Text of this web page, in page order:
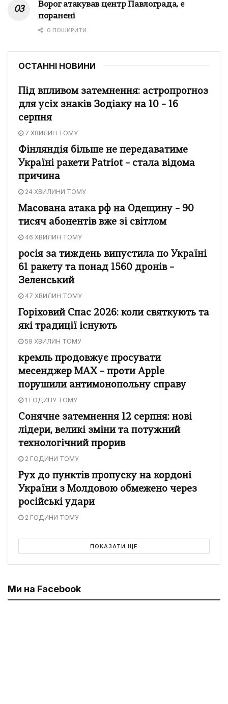
Ворог атакував центр Павлограда, є
поранені
0 ПОШИРИТИ
ОСТАННІ НОВИНИ
Під впливом затемнення: астропрогноз
для усіх знаків Зодіаку на 10 – 16
серпня
7 ХВИЛИН ТОМУ
Фінляндія більше не передаватиме
Україні ракети Patriot – стала відома
причина
24 ХВИЛИНИ ТОМУ
Масована атака рф на Одещину – 90
тисяч абонентів вже зі світлом
46 ХВИЛИН ТОМУ
росія за тиждень випустила по Україні
61 ракету та понад 1560 дронів –
Зеленський
47 ХВИЛИН ТОМУ
Горіховий Спас 2026: коли святкують та
які традиції існують
59 ХВИЛИН ТОМУ
кремль продовжує просувати
месенджер MAX – проти Apple
порушили антимонопольну справу
1 ГОДИНУ ТОМУ
Сонячне затемнення 12 серпня: нові
лідери, великі зміни та потужний
технологічний прорив
2 ГОДИНИ ТОМУ
Рух до пунктів пропуску на кордоні
України з Молдовою обмежено через
російські удари
2 ГОДИНИ ТОМУ
ПОКАЗАТИ ЩЕ
Ми на Facebook